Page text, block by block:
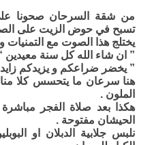
من شقة السرحان صحونا
تسبح في حوض الزيت على
يختلج هذا الصوت مع التمنيات و
” ان شاء الله كل سنة معيدين
” يخضر ضراعكم و يزيدكم
هنا سرعان ما يتحسس كلا
الملون .
هكذا بعد صلاة الفجر
الحيشان مفتوحة .
نلبس جلابية الدبلان او